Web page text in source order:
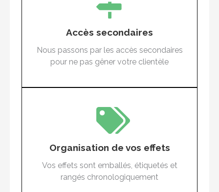
Accès secondaires
Nous passons par les accès secondaires
pour ne pas gêner votre clientèle
Vous continuez votre activité
Grâce à nos différentes tailles de camions et
de monte-charges, nous pouvons passer
partout (ou presque) et ne pas vous
déranger
Organisation de vos effets
Vos effets sont emballés, étiquetés et
rangés chronologiquement
Vous retrouvez tout en ordre
Si possible, nous déménageons même vos
armoires pleines afin de gagner du temps et
éviter les mélanges